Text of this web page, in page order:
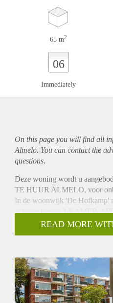
65 m2
06
Immediately
On this page you will find all
Almelo. You can contact the
questions.
Deze woning wordt u
TE HUUR ALMELO, voor
In de woonwijk 'De Hofkamp'
gelegen keurig 3-KAMER-
INPANDIGE BERGING. In
basisschool, kinderopvang en
BEGANE GROND :
Afgesloten entree met toegang
trappenhuis.
INDELING:
READ MORE